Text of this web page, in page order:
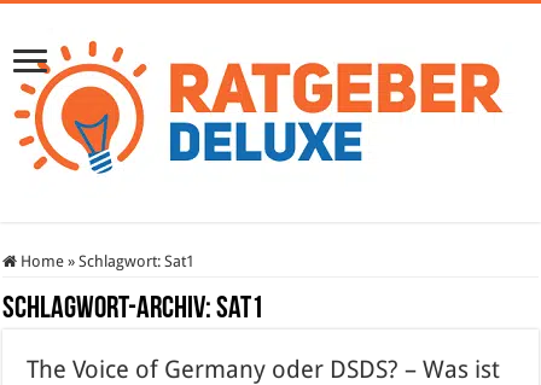
Home » Schlagwort:Sat1
Schlagwort-Archiv:Sat1
The Voice of Germany oder DSDS? – Was ist